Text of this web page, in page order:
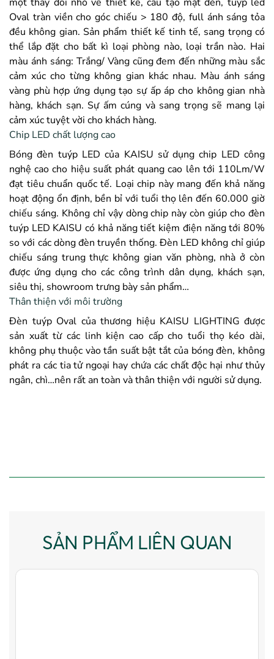
Oval tràn viền cho góc chiếu > 180 độ, full ánh sáng tỏa
đều không gian. Sản phẩm thiết kế tinh tế, sang trọng có
thể lắp đặt cho bất kì loại phòng nào, loại trần nào. Hai
màu ánh sáng: Trắng/ Vàng cũng đem đến những màu sắc
cảm xúc cho từng không gian khác nhau. Màu ánh sáng
vàng phù hợp ứng dụng tạo sự ấp áp cho không gian nhà
hàng, khách sạn. Sự ấm cúng và sang trọng sẽ mang lại
cảm xúc tuyệt vời cho khách hàng.
Chip LED chất lượng cao
Bóng đèn tuýp LED của KAISU sử dụng chip LED công
nghệ cao cho hiệu suất phát quang cao lên tới 110Lm/W
đạt tiêu chuẩn quốc tế. Loại chip này mang đến khả năng
hoạt động ổn định, bền bỉ với tuổi thọ lên đến 60.000 giờ
chiếu sáng. Không chỉ vậy dòng chip này còn giúp cho đèn
tuýp LED KAISU có khả năng tiết kiệm điện năng tới 80%
so với các dòng đèn truyền thống. Đèn LED không chỉ giúp
chiếu sáng trung thực không gian văn phòng, nhà ở còn
được ứng dụng cho các công trình dân dụng, khách sạn,
siêu thị, showroom trưng bày sản phẩm…
Thân thiện với môi trường
Đèn tuýp Oval của thương hiệu KAISU LIGHTING được
sản xuất từ các linh kiện cao cấp cho tuổi thọ kéo dài,
không phụ thuộc vào tần suất bật tắt của bóng đèn, không
phát ra các tia tử ngoại hay chứa các chất độc hại như thủy
ngân, chì…nên rất an toàn và thân thiện với người sử dụng.
SẢN PHẨM LIÊN QUAN